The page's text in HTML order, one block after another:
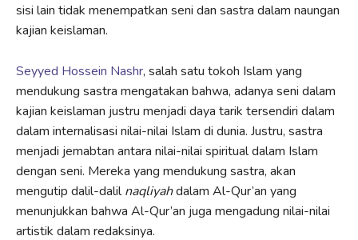
sisi lain tidak menempatkan seni dan sastra dalam naungan
kajian keislaman.
Seyyed Hossein Nashr, salah satu tokoh Islam yang
mendukung sastra mengatakan bahwa, adanya seni dalam
kajian keislaman justru menjadi daya tarik tersendiri dalam
dalam internalisasi nilai-nilai Islam di dunia. Justru, sastra
menjadi jemabtan antara nilai-nilai spiritual dalam Islam
dengan seni. Mereka yang mendukung sastra, akan
mengutip dalil-dalilnaqliyahdalam Al-Qur’an yang
menunjukkan bahwa Al-Qur’an juga mengadung nilai-nilai
artistik dalam redaksinya.